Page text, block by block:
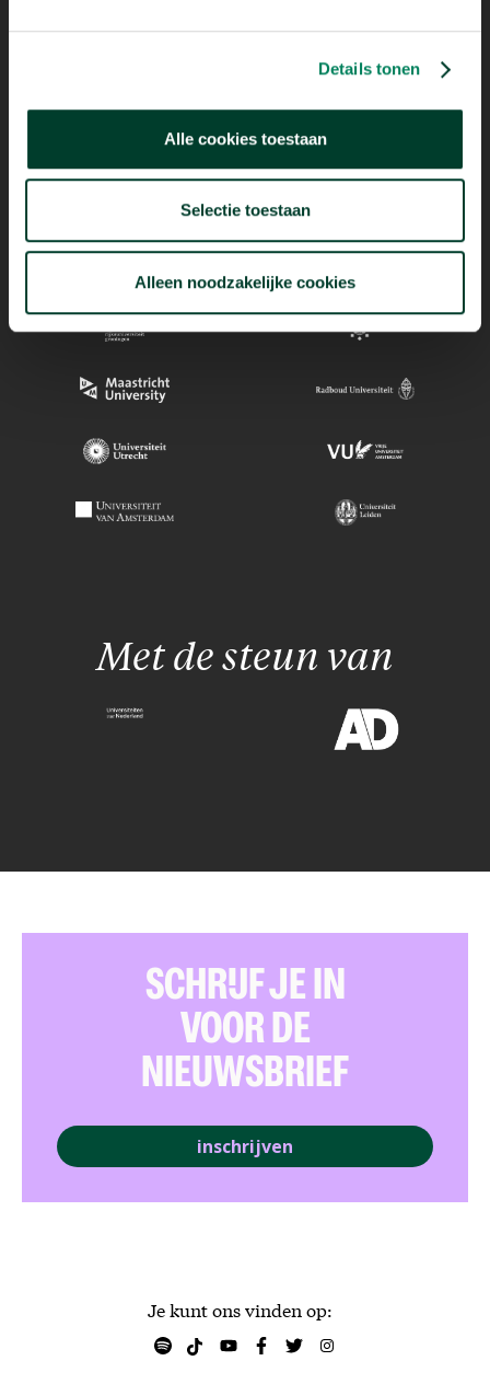
Details tonen
Alle cookies toestaan
Selectie toestaan
Alleen noodzakelijke cookies
Mogelijk dankzij
Met de steun van
Je kunt ons vinden op:
SCHRIJF JE IN
VOOR DE
NIEUWSBRIEF
inschrijven